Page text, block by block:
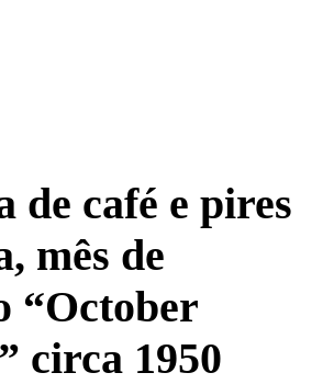
de café e pires
mês de
“October
circa 1950